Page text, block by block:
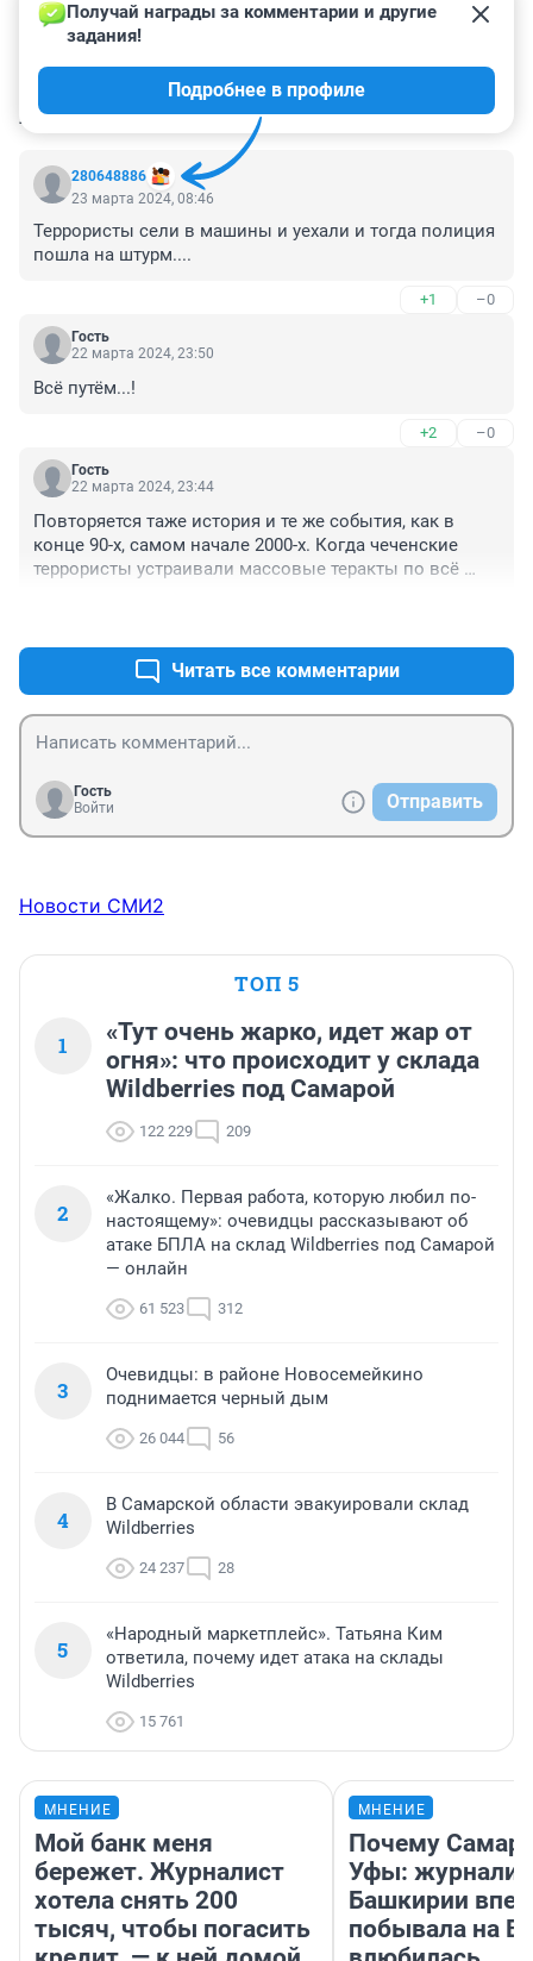
КОММЕНТАРИИ 7
280648886
Получай награды за комментарии и другие
задания!
Подробнее в профиле
23 марта 2024, 08:46
Террористы сели в машины и уехали и тогда полиция
пошла на штурм....
+1 –0
Гость
22 марта 2024, 23:50
Всё путём...!
+2 –0
Гость
22 марта 2024, 23:44
Повторяется таже история и те же события, как в
конце 90-х, самом начале 2000-х. Когда чеченские
террористы устраивали массовые теракты по всё
Читать все комментарии
Гость
Войти
Отправить
Новости СМИ2
ТОП 5
1
«Тут очень жарко, идет жар от
огня»: что происходит у склада
Wildberries под Самарой
122 229 209
2
«Жалко. Первая работа, которую любил по-
настоящему»: очевидцы рассказывают об
атаке БПЛА на склад Wildberries под Самарой
— онлайн
61 523 312
3
Очевидцы: в районе Новосемейкино
поднимается черный дым
26 044 56
4
В Самарской области эвакуировали склад
Wildberries
24 237 28
5
«Народный маркетплейс». Татьяна Ким
ответила, почему идет атака на склады
Wildberries
15 761
МНЕНИЕ
Мой банк меня
бережет. Журналист
хотела снять 200
тысяч, чтобы погасить
МНЕНИЕ
Почему
Уфы:
Башкирии
побывала на